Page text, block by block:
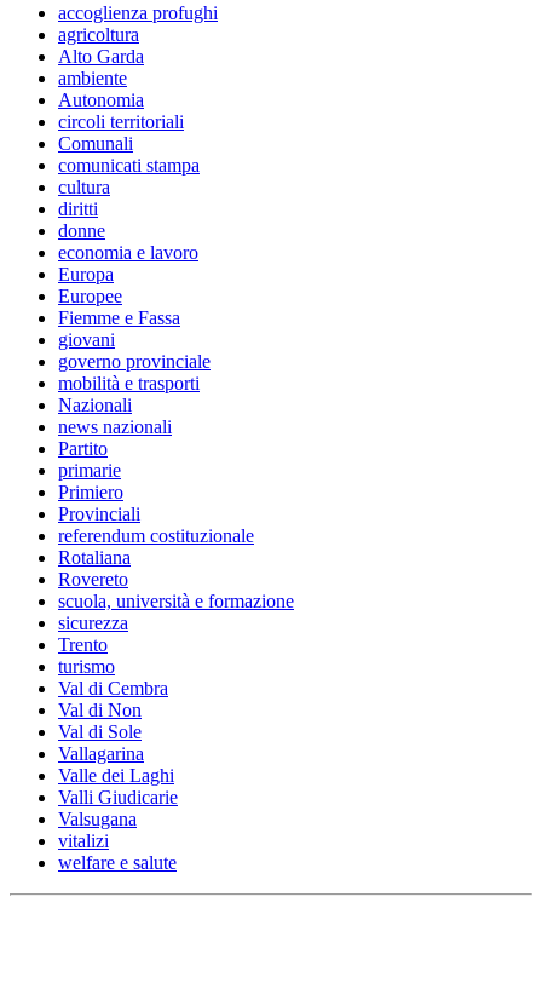
accoglienza profughi
agricoltura
Alto Garda
ambiente
Autonomia
circoli territoriali
Comunali
comunicati stampa
cultura
diritti
donne
economia e lavoro
Europa
Europee
Fiemme e Fassa
giovani
governo provinciale
mobilità e trasporti
Nazionali
news nazionali
Partito
primarie
Primiero
Provinciali
referendum costituzionale
Rotaliana
Rovereto
scuola, università e formazione
sicurezza
Trento
turismo
Val di Cembra
Val di Non
Val di Sole
Vallagarina
Valle dei Laghi
Valli Giudicarie
Valsugana
vitalizi
welfare e salute